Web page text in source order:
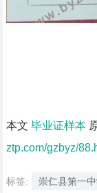
本文 毕业证样本
ztp.com/gzbyz/
标签: 崇仁县第一